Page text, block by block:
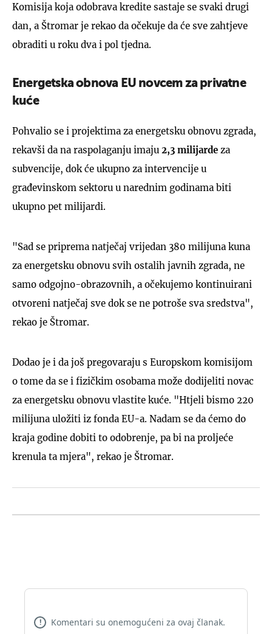
Komisija koja odobrava kredite sastaje se svaki drugi
dan, a Štromar je rekao da očekuje da će sve zahtjeve
obraditi u roku dva i pol tjedna.
Energetska obnova EU novcem za privatne
kuće
Pohvalio se i projektima za energetsku obnovu zgrada,
rekavši da na raspolaganju imaju 2,3 milijarde za
subvencije, dok će ukupno za intervencije u
građevinskom sektoru u narednim godinama biti
ukupno pet milijardi.
"Sad se priprema natječaj vrijedan 380 milijuna kuna
za energetsku obnovu svih ostalih javnih zgrada, ne
samo odgojno-obrazovnih, a očekujemo kontinuirani
otvoreni natječaj sve dok se ne potroše sva sredstva",
rekao je Štromar.
Dodao je i da još pregovaraju s Europskom komisijom
o tome da se i fizičkim osobama može dodijeliti novac
za energetsku obnovu vlastite kuće. "Htjeli bismo 220
milijuna uložiti iz fonda EU-a. Nadam se da ćemo do
kraja godine dobiti to odobrenje, pa bi na proljeće
krenula ta mjera", rekao je Štromar.
! Komentari su onemogućeni za ovaj članak.